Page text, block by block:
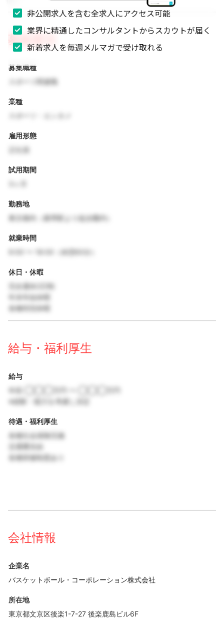
募集要項
募集職種
スポーツ関連職
業種
雇用形態
試用期間
勤務地
東京都内（最寄駅より徒歩圏内）
就業時間
9:00 〜 18:00（休憩60分）
休日・休暇
完全週休2日制
年末年始休暇
各種特別休暇
給与・福利厚生
給与
※経験・能力を考慮し決定
待遇・福利厚生
各種社会保険完備
交通費支給
各種研修制度あり
非公開求人を含む全求人にアクセス可能
業界に精通したコンサルタントからスカウトが届く
新着求人を毎週メルマガで受け取れる
会社情報
企業名
バスケットボール・コーポレーション株式会社
所在地
東京都文京区後楽1-7-27 後楽鹿島ビル6F